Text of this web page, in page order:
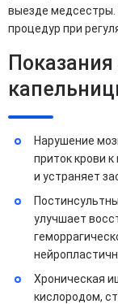
выезде
процедур при
Нарушение
приток крови
и устраняет
улучшает
Хроническая
кислородом,